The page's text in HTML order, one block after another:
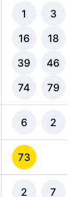
1 3
16 18
39 46
74 79
6 2
73
2 7